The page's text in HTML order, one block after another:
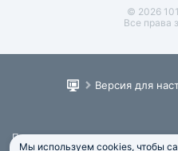
© 2026
Все права
Версия для
Пользовательское соглашение
Мы используем cookies, чтобы